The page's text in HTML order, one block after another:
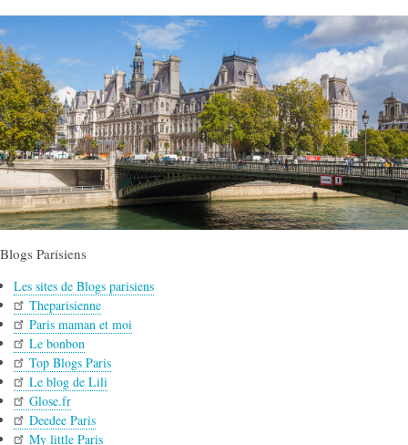
Blogs Parisiens
Les sites de Blogs parisiens
Theparisienne
Paris maman et moi
Le bonbon
Top Blogs Paris
Le blog de Lili
Glose.fr
Deedee Paris
My little Paris